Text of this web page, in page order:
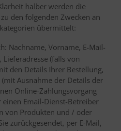
halber werden die
den folgenden Zwecken an
übermittelt:
Nachname, Vorname, E-Mail-
(falls von
den Details Ihrer Bestellung,
Ausnahme der Details der
Online-Zahlungsvorgang
Email-Dienst-Betreiber
von Produkten und / oder
zurückgesendet, per E-Mail,